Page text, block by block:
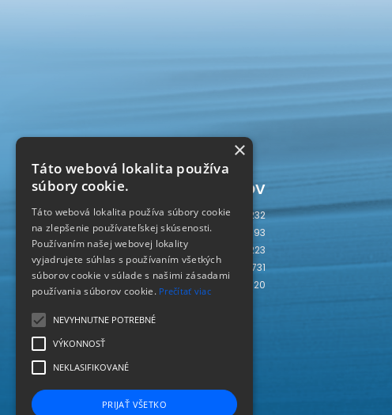
Počítadlo prístupov
Dnes
232
Včera
593
Tento týždeň
2223
Tento mesiac
3731
Spolu
236720
SK
×
Táto webová lokalita používa
súbory cookie.
Táto webová lokalita používa súbory cookie
na zlepšenie používateľskej skúsenosti.
Používaním našej webovej lokality
vyjadrujete súhlas s používaním všetkých
súborov cookie v súlade s našimi zásadami
používania súborov cookie. Prečítať viac
NEVYHNUTNE POTREBNÉ
VÝKONNOSŤ
NEKLASIFIKOVANÉ
PRIJAŤ VŠETKO